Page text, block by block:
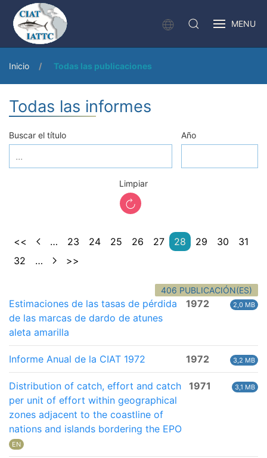
MENU
Inicio Todas las publicaciones
Todas las informes
Buscar el título Año
Limpiar
<< … 23 24 25 26 27 28 29 30
31
32
… >>
406 PUBLICACIÓN(ES)
Estimaciones de las tasas de pérdida
de las marcas de dardo de atunes
aleta amarilla
1972 2,0 MB
Informe Anual de la CIAT 1972 1972 3,2 MB
Distribution of catch, effort and catch
per unit of effort within geographical
zones adjacent to the coastline of
nations and islands bordering the EPO
EN
1971 3,1 MB